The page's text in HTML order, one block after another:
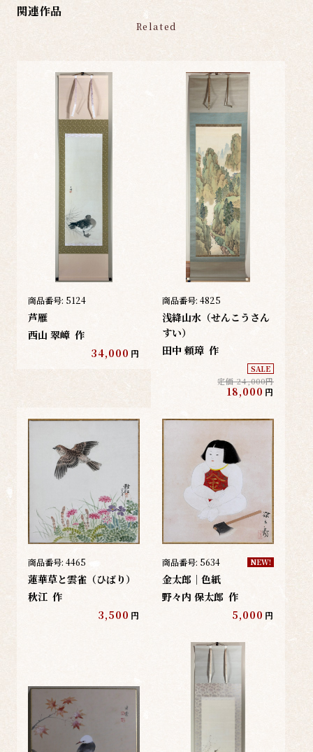
関連作品
Related
商品番号: 5124
芦雁
西山 翠嶂 作
34,000 円
商品番号: 4825
浅絳山水（せんこうさん
すい）
田中 頼璋 作
SALE
定価 24,000円
18,000 円
商品番号: 4465
蓮華草と雲雀（ひばり）
秋江 作
3,500 円
商品番号: 5634 NEW!
金太郎｜色紙
野々内 保太郎 作
5,000 円